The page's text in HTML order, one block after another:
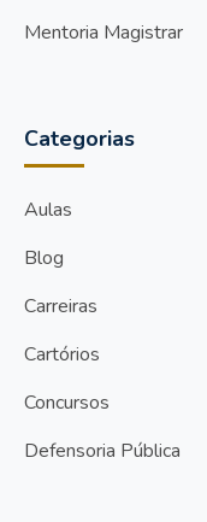
Mentoria Magistrar
Categorias
Aulas
Blog
Carreiras
Cartórios
Concursos
Defensoria Pública